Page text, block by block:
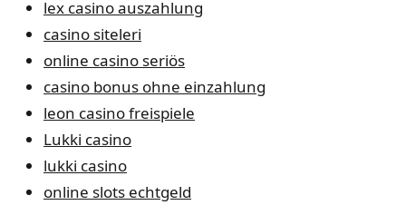
lex casino auszahlung
casino siteleri
online casino seriös
casino bonus ohne einzahlung
leon casino freispiele
Lukki casino
lukki casino
online slots echtgeld